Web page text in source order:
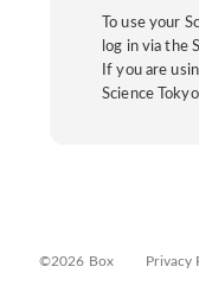
To use your
log in via the
If you are
Science
©2026 Box Privacy